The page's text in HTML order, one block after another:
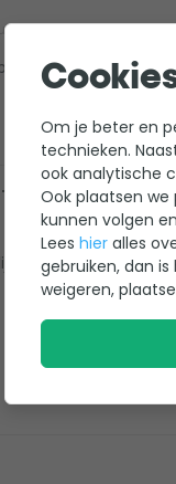
400-200-100
Top(py)
te installeren is.
Om je beter en
technieken.
ook analytische
Ook plaatsen
kunnen volgen
Lees hier alles
gebruiken, dan
weigeren,